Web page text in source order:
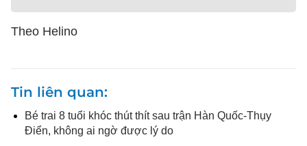
Theo Helino
Tin liên quan
Bé trai 8 tuổi khóc thút thít sau trận Hàn Quốc-Thụy
Điển, không ai ngờ được lý do